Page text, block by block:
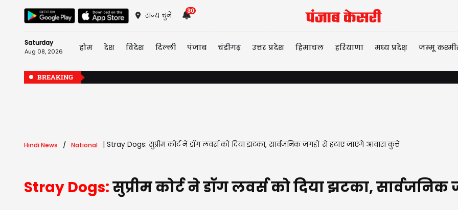
राज्य चुनें
30
Saturday
Aug 08, 2026 होम देश विदेश दिल्ली पंजाब चंडीगढ़ उत्तर प्रदेश हिमाचल हरियाणा मध्य प्रदेश़ जम्मू
BREAKING
Hindi News National Stray Dogs: सुप्रीम कोर्ट ने डॉग लवर्स को दिया झटका, सार्वजनिक जगहों से हटाए जाएंगे आवारा कुत्ते
Stray Dogs:सुप्रीम कोर्ट ने डॉग लवर्स को दिया झटका,